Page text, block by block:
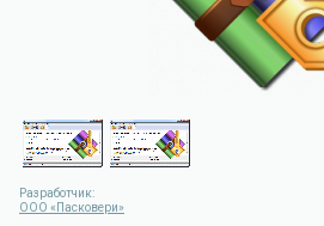
Разработчик:
ООО «Пасковери»